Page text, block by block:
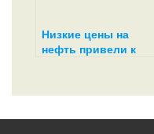
Низкие цены на
нефть привели к